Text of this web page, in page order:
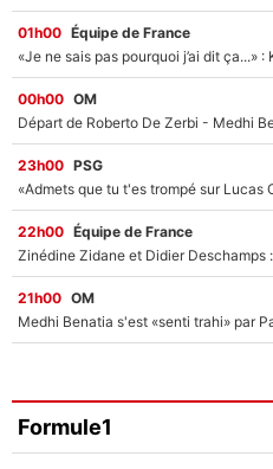
01h00 Équipe de France
00h00 OM
23h00 PSG
22h00 Équipe de France
21h00 OM
Formule1